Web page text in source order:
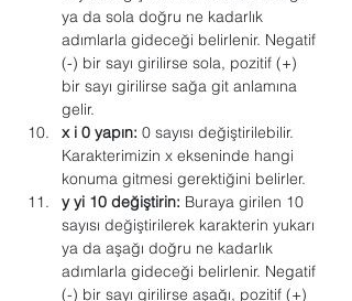
ya da sola doğru ne kadarlık
adımlarla gideceği belirlenir. Negatif
(-) bir sayı girilirse sola, pozitif (+)
bir sayı girilirse sağa git anlamına
gelir.
x i 0 yapın: 0 sayısı değiştirilebilir.
Karakterimizin x ekseninde hangi
konuma gitmesi gerektiğini belirler.
y yi 10 değiştirin: Buraya girilen 10
sayısı değiştirilerek karakterin yukarı
ya da aşağı doğru ne kadarlık
adımlarla gideceği belirlenir. Negatif
(-) bir sayı girilirse aşağı, pozitif (+)